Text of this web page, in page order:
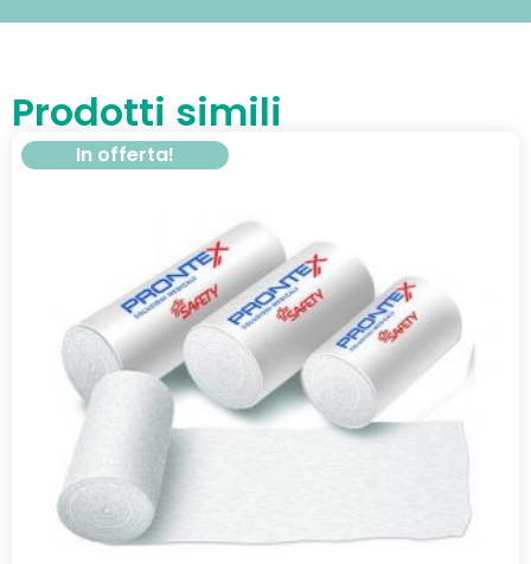
Prodotti simili
In offerta!